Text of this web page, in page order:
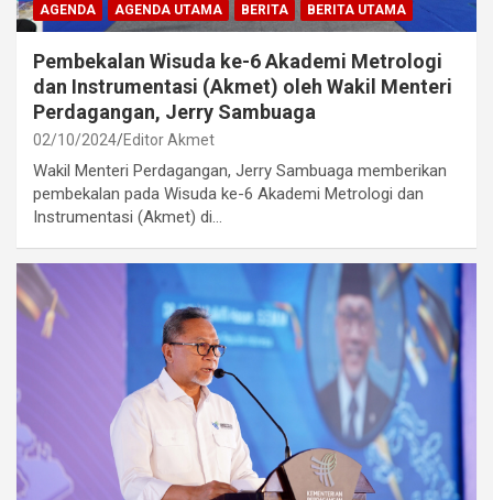
AGENDA AGENDA UTAMA BERITA BERITA UTAMA
Pembekalan Wisuda ke-6 Akademi Metrologi
dan Instrumentasi (Akmet) oleh Wakil Menteri
Perdagangan, Jerry Sambuaga
02/10/2024 Editor Akmet
Wakil Menteri Perdagangan, Jerry Sambuaga memberikan
pembekalan pada Wisuda ke-6 Akademi Metrologi dan
Instrumentasi (Akmet) di…